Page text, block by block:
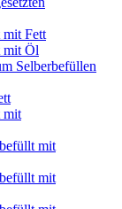
mit Fett
mit Öl
Selberbefüllen
mit
mit
mit